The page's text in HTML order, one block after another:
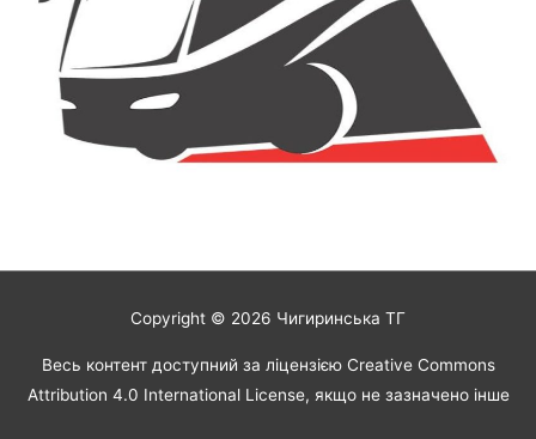
Copyright © 2026 Чигиринська ТГ
Весь контент доступний за ліцензією Creative Commons
Attribution 4.0 International License, якщо не зазначено інше